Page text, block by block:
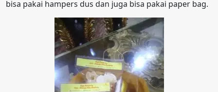
bisa pakai hampers dus dan juga bisa pakai paper bag.